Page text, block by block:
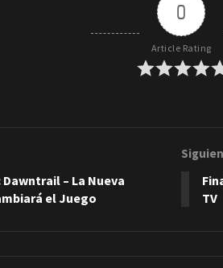
0
Article Rating
Dawntrail – La Nueva
el Juego
TV